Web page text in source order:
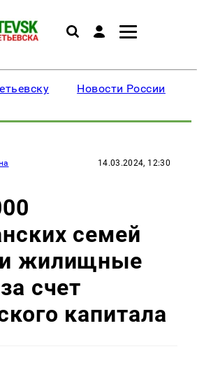
Новости России
14.03.2024, 12:30
семей
жилищные
счет
капитала